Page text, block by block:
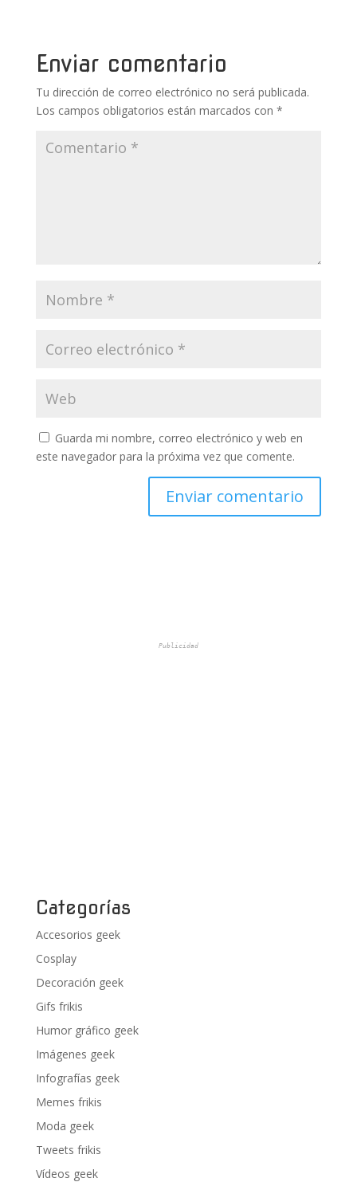
k
Enviar comentario
Tu dirección de correo electrónico no será publicada.
Los campos obligatorios están marcados con *
Guarda mi nombre, correo electrónico y web en
este navegador para la próxima vez que comente.
Publicidad
Categorías
Accesorios geek
Cosplay
Decoración geek
Gifs frikis
Humor gráfico geek
Imágenes geek
Infografías geek
Memes frikis
Moda geek
Tweets frikis
Vídeos geek